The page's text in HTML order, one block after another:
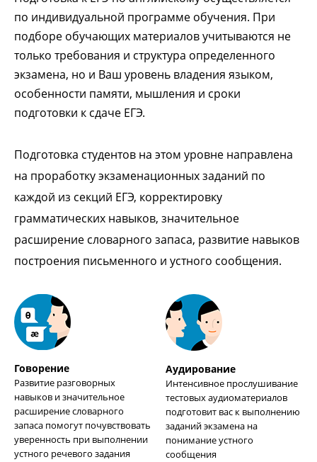
по индивидуальной программе обучения. При
подборе обучающих материалов учитываются не
только требования и структура определенного
экзамена, но и Ваш уровень владения языком,
особенности памяти, мышления и сроки
подготовки к сдаче ЕГЭ.
Подготовка студентов на этом уровне направлена
на проработку экзаменационных заданий по
каждой из секций ЕГЭ, корректировку
грамматических навыков, значительное
расширение словарного запаса, развитие навыков
построения письменного и устного сообщения.
Говорение
Развитие разговорных
навыков и значительное
расширение словарного
запаса помогут почувствовать
уверенность при выполнении
устного речевого задания
Аудирование
Интенсивное прослушивание
тестовых аудиоматериалов
подготовит вас к выполнению
заданий экзамена на
понимание устного
сообщения